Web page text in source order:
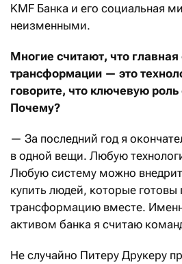
KMF Банка и его социальная
неизменными.
Многие считают, что главная
трансформации — это
говорите, что ключевую
Почему?
— За последний год я
в одной вещи. Любую
Любую систему можно
купить людей, которые готовы
трансформацию вместе.
активом банка я считаю
Не случайно Питеру Друкеру